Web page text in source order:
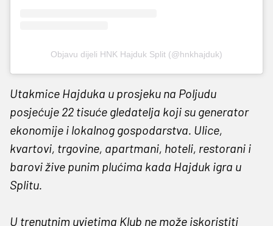
Objavu dijeli HNK Hajduk Split (@hnkhajduk)
Utakmice Hajduka u prosjeku na Poljudu
posjećuje 22 tisuće gledatelja koji su generator
ekonomije i lokalnog gospodarstva. Ulice,
kvartovi, trgovine, apartmani, hoteli, restorani i
barovi žive punim plućima kada Hajduk igra u
Splitu.
U trenutnim uvjetima Klub ne može iskoristiti